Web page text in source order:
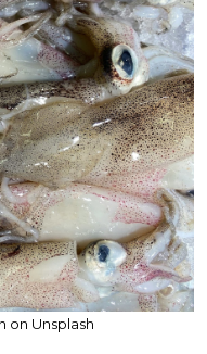
on Unsplash